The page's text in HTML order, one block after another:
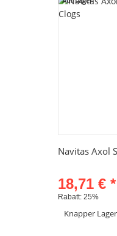
Navitas Axol
18,71 € *
Rabatt: 25%
Knapper